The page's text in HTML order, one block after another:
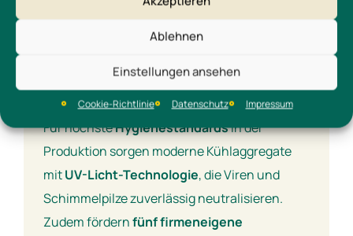
Ablehnen
Einstellungen ansehen
Cookie-Richtlinie Datenschutz Impressum
sorgt für effiziente Beheizung,
und unser Bürogebäude erfüllt den
ressourcenschonend und zukunftssicher.
Für höchsteHygienestandardsin der
Produktion sorgen moderne Kühlaggregate
mitUV-Licht-Technologie, die Viren und
Schimmelpilze zuverlässig neutralisieren.
Zudem fördernfünf firmeneigene